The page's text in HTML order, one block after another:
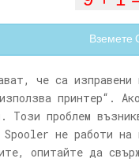
Вземете
че са
принтер“.
Този проблем
не работи
опитайте да